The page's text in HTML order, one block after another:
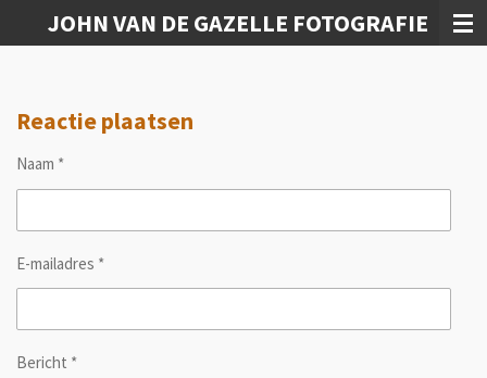
direct
hoofdinhoud
JOHN VAN DE GAZELLE FOTOGRAFIE
Reactie plaatsen
Naam *
E-mailadres *
Bericht *